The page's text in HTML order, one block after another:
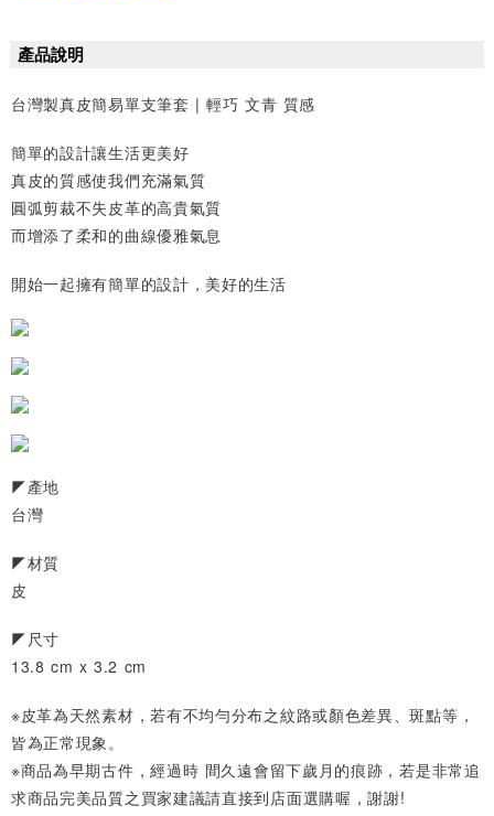
產品說明
台灣製真皮簡易單支筆套 | 輕巧 文青 質感
簡單的設計讓生活更美好
真皮的質感使我們充滿氣質
圓弧剪裁不失皮革的高貴氣質
而增添了柔和的曲線優雅氣息
開始一起擁有簡單的設計，美好的生活
◤產地
台灣
◤材質
皮
◤尺寸
13.8 cm x 3.2 cm
※皮革為天然素材，若有不均勻分布之紋路或顏色差異、斑點等，
皆為正常現象。
※商品為早期古件，經過時 間久遠會留下歲月的痕跡，若是非常追
求商品完美品質之買家建議請直接到店面選購喔，謝謝!